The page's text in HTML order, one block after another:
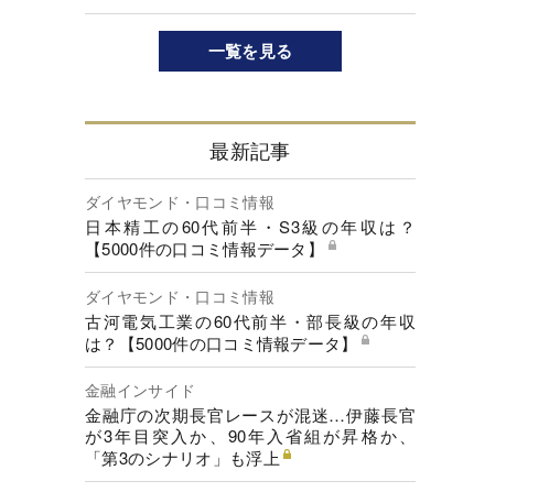
一覧を見る
最新記事
ダイヤモンド・口コミ情報
日本精工の60代前半・S3級の年収は？
【5000件の口コミ情報データ】
ダイヤモンド・口コミ情報
古河電気工業の60代前半・部長級の年収
は？【5000件の口コミ情報データ】
金融インサイド
金融庁の次期長官レースが混迷…伊藤長官
が3年目突入か、90年入省組が昇格か、
「第3のシナリオ」も浮上